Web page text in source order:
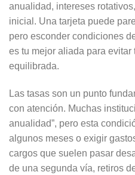
anualidad, intereses
inicial. Una tarjeta puede
pero esconder condiciones
es tu mejor aliada para
equilibrada.
Las tasas son un punto
con atención. Muchas
anualidad”, pero esta
algunos meses o exigir
cargos que suelen pasar
de una segunda vía, retiros